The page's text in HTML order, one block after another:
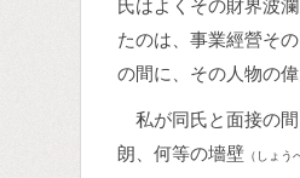
氏はよくその財界波
たのは、事業經營そ
の間に、その人物の
私が同氏と面接の
朗、何等の墻壁 （しょう